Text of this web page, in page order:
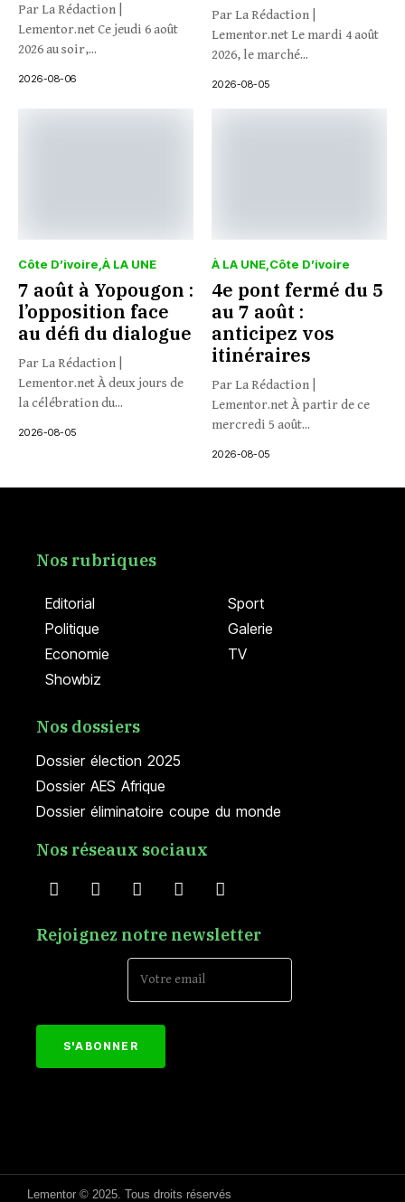
Par La Rédaction |
Lementor.net Ce jeudi 6 août
2026 au soir,...
2026-08-06
Par La Rédaction |
Lementor.net Le mardi 4 août
2026, le marché...
2026-08-05
Côte D’ivoire À LA UNE
7 août à Yopougon :
l’opposition face
au défi du dialogue
Par La Rédaction |
Lementor.net À deux jours de
la célébration du...
2026-08-05
À LA UNE Côte D’ivoire
4e pont fermé du 5
au 7 août :
anticipez vos
itinéraires
Par La Rédaction |
Lementor.net À partir de ce
mercredi 5 août...
2026-08-05
Editorial
Politique
Economie
Showbiz
Sport
Galerie
TV
Nos rubriques
Dossier élection 2025
Dossier AES Afrique
Dossier éliminatoire coupe du monde
Nos dossiers
Nos réseaux sociaux
Rejoignez notre newsletter
Lementor © 2025. Tous droits réservés